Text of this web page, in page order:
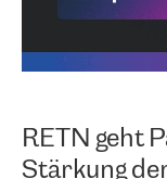
RETN geht
Stärkung